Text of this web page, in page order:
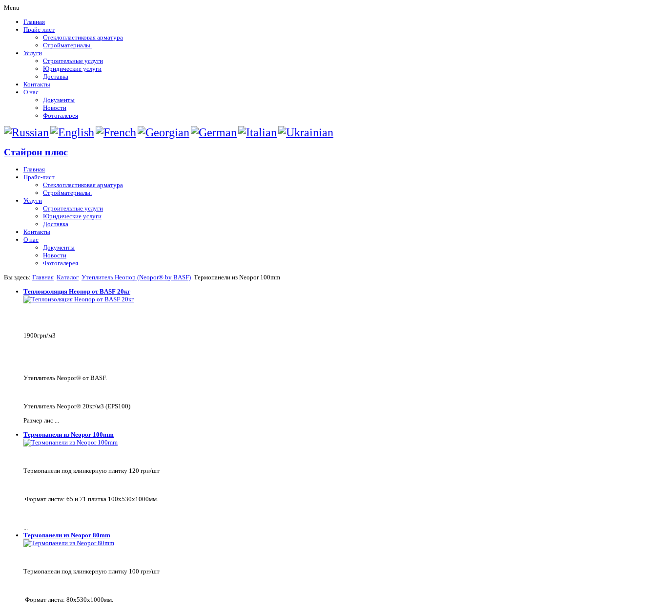
Menu
Главная
Прайс-лист
Стеклопластиковая арматура
Стройматериалы.
Услуги
Строительные услуги
Юридические услуги
Доставка
Контакты
О нас
Документы
Новости
Фотогалерея
Стайрон плюс
Главная
Прайс-лист
Стеклопластиковая арматура
Стройматериалы.
Услуги
Строительные услуги
Юридические услуги
Доставка
Контакты
О нас
Документы
Новости
Фотогалерея
Вы здесь: Главная Каталог Утеплитель Неопор (Neopor® by BASF) Термопанели из Neopor 100mm
Теплоизоляция Неопор от BASF 20кг
1900грн/м3
Утеплитель Neopor® от BASF.
Утеплитель Neopor® 20кг/м3 (EPS100)
Размер лис ...
Термопанели из Neopor 100mm
Термопанели под клинкерную плитку 120 грн/шт
Формат листа: 65 и 71 плитка 100х530х1000мм.
...
Термопанели из Neopor 80mm
Термопанели под клинкерную плитку 100 грн/шт
Формат листа: 80х530х1000мм.